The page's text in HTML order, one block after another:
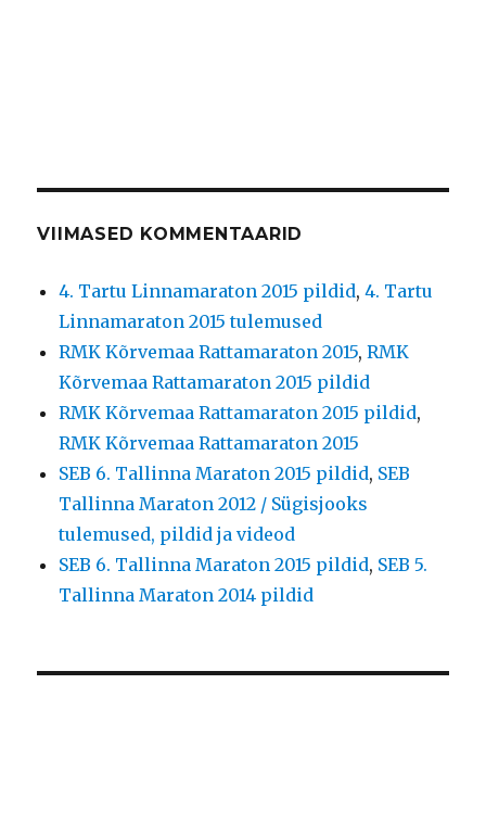
VIIMASED KOMMENTAARID
4. Tartu Linnamaraton 2015 pildid,4. Tartu
Linnamaraton 2015 tulemused
RMK Kõrvemaa Rattamaraton 2015,RMK
Kõrvemaa Rattamaraton 2015 pildid
RMK Kõrvemaa Rattamaraton 2015 pildid,
RMK Kõrvemaa Rattamaraton 2015
SEB 6. Tallinna Maraton 2015 pildid, SEB
Tallinna Maraton 2012 / Sügisjooks
tulemused, pildid ja videod
SEB 6. Tallinna Maraton 2015 pildid, SEB 5.
Tallinna Maraton 2014 pildid